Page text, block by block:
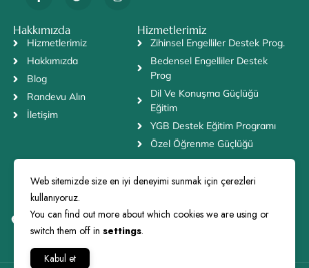
Hakkımızda
Hizmetlerimiz
Hakkımızda
Blog
Randevu Alın
İletişim
Hizmetlerimiz
Zihinsel Engelliler Destek Prog.
Bedensel Engelliler Destek
Prog
Dil Ve Konuşma Güçlüğü
Eğitim
YGB Destek Eğitim Programı
Özel Öğrenme Güçlüğü
0543 606 93 33
Türkoba, Nar Sk. NO:32 TEPEKENT, 34350 Büyükçekmece/
İstanbul
Web sitemizde size en iyi deneyimi sunmak için çerezleri
kullanıyoruz.
You can find out more about which cookies we are using or
switch them off in settings.
Kabul et